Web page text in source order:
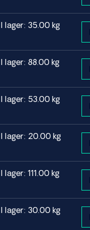
I lager: 35.00 kg
I lager: 88.00 kg
I lager: 53.00 kg
I lager: 20.00 kg
I lager: 111.00 kg
I lager: 30.00 kg